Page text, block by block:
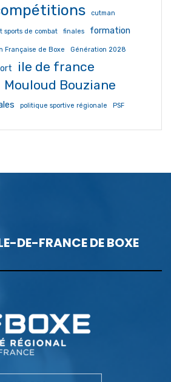
cutman
sports de combat finales formation
Française de Boxe Génération 2028
ile de france
Mouloud Bouziane
politique sportive régionale PSF
DE-FRANCE DE BOXE